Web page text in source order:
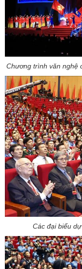
Chương trình văn nghệ
Các đại biểu